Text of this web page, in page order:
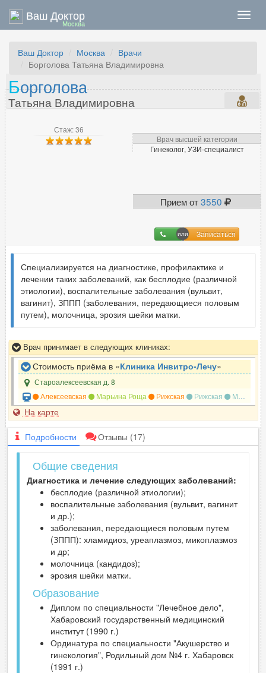
Ваш Доктор
Москва
Ваш Доктор Москва
Врачи
Борголова Татьяна Владимировна
Стаж: 36
Врач высшей категории
Гинеколог, УЗИ-специалист
Прием от3550
Записаться
Борголова
Татьяна Владимировна
Специализируется на диагностике, профилактике и
лечении таких заболеваний, как бесплодие (различной
этиологии), воспалительные заболевания (вульвит,
вагинит), ЗППП (заболевания, передающиеся половым
путем), молочница, эрозия шейки матки.
Врач принимает в следующих клиниках:
Стоимость приёма в «Клиника Инвитро-Лечу»
Староалексеевская д. 8
Алексеевская
Марьина Роща Рижская Рижская Марьина Роща
На карте
Подробности Отзывы (17)
Общие сведения
Диагностика и лечение следующих заболеваний:
бесплодие (различной этиологии);
воспалительные заболевания (вульвит, вагинит
и др.);
заболевания, передающиеся половым путем
(ЗППП): хламидиоз, уреаплазмоз, микоплазмоз
и др;
молочница (кандидоз);
эрозия шейки матки.
Образование
Диплом по специальности "Лечебное дело",
Хабаровский государственный медицинский
институт (1990 г.)
Ординатура по специальности "Акушерство и
гинекология", Родильный дом №4 г. Хабаровск
(1991 г.)